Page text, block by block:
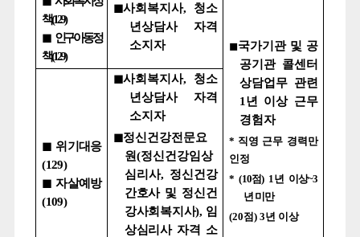
책(129)
◼ 인구아동정
책(129)
◼사회복지사, 청소
년상담사 자격
소지자
◼국가기관 및 공
공기관 콜센터
상담업무 관련
1 년 이상 근무
경험자
* 직영 근무 경력만
인정
* (10점) 1 년 이상~3
년 미만
(20점) 3년 이상
◼ 위기대응
(129)
◼자살예방
(109)
◼사회복지사, 청소
년상담사 자격
소지자
◼정신건강전문요
원(정신건강임상
심리사, 정신건강
간호사 및 정신건
강사회복지사), 임
상심리사 자격 소